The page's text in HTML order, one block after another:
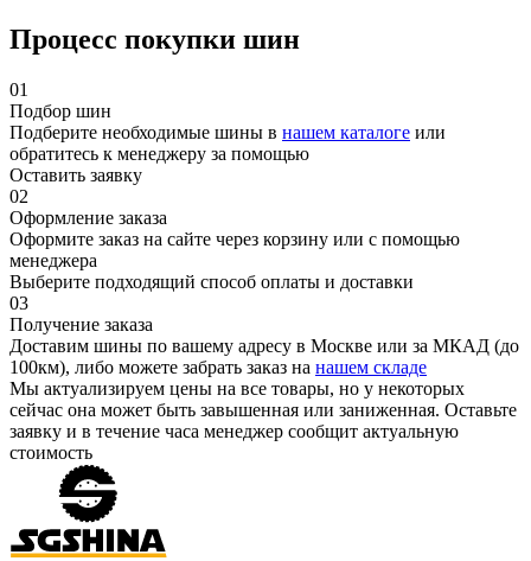
Процесс покупки шин
01
Подбор шин
Подберите необходимые шины в нашем каталоге или
обратитесь к менеджеру за помощью
Оставить заявку
02
Оформление заказа
Оформите заказ на сайте через корзину или с помощью
менеджера
Выберите подходящий способ оплаты и доставки
03
Получение заказа
Доставим шины по вашему адресу в Москве или за МКАД (до
100км), либо можете забрать заказ на нашем складе
Мы актуализируем цены на все товары, но у некоторых
сейчас она может быть завышенная или заниженная. Оставьте
заявку и в течение часа менеджер сообщит актуальную
стоимость